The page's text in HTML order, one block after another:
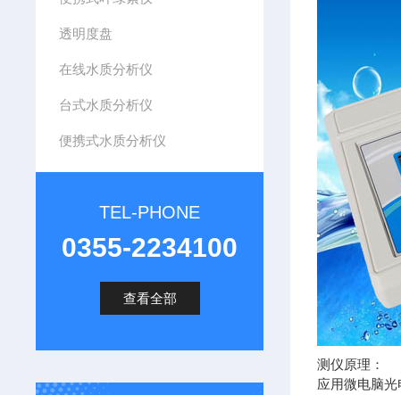
透明度盘
在线水质分析仪
台式水质分析仪
便携式水质分析仪
TEL-PHONE
0355-2234100
查看全部
测仪原理：
应用微电脑